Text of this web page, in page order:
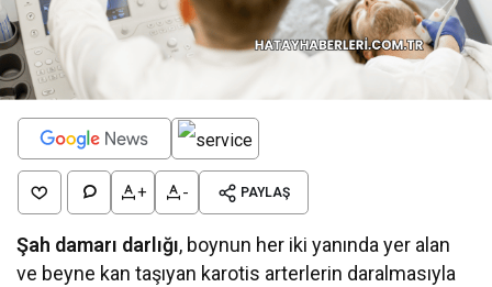
+ - PAYLAŞ
Şah damarı darlığı, boynun her iki yanında yer alan
ve beyne kan taşıyan karotis arterlerin daralmasıyla